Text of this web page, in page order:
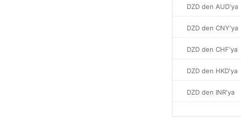
DZD den AUD'ya
DZD den CNY'ya
DZD den CHF'ya
DZD den HKD'ya
DZD den INR'ya